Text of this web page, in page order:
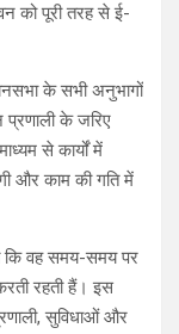
को पूरी तरह से ई-
के सभी अनुभागों
प्रणाली के जरिए
से कार्यों में
और काम की गति में
कि वह समय-समय पर
रहती हैं। इस
सुविधाओं और